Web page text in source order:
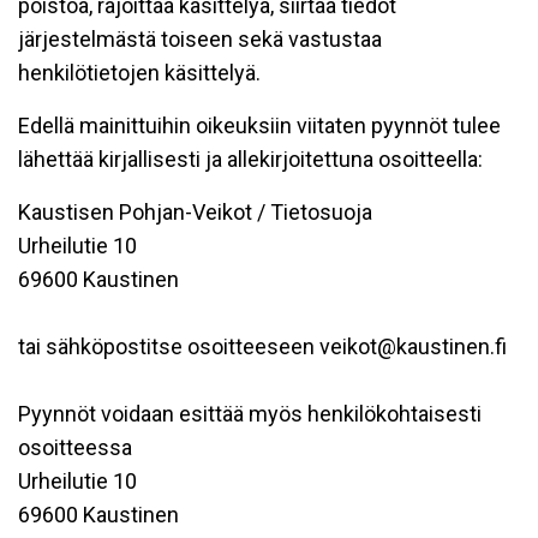
poistoa, rajoittaa käsittelyä, siirtää tiedot
järjestelmästä toiseen sekä vastustaa
henkilötietojen käsittelyä.
Edellä mainittuihin oikeuksiin viitaten pyynnöt tulee
lähettää kirjallisesti ja allekirjoitettuna osoitteella:
Kaustisen Pohjan-Veikot / Tietosuoja
Urheilutie 10
69600 Kaustinen
tai sähköpostitse osoitteeseen veikot@kaustinen.fi
Pyynnöt voidaan esittää myös henkilökohtaisesti
osoitteessa
Urheilutie 10
69600 Kaustinen